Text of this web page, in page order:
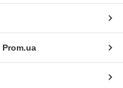
Prom.ua